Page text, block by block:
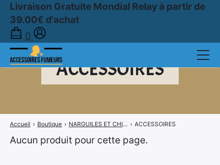
ACCESSOIRES
Accueil › Boutique › NARGUILES ET CHICHAS › ACCESSOIRES
Aucun produit pour cette page.
Livraison Gratuite Mondial Relay à partir de
39.00€ d'achat
0